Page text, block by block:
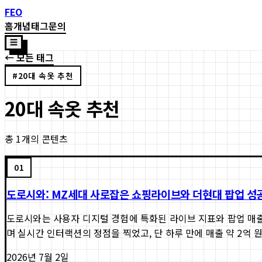
FEO
홈개념태그문의
☰
← 모든 태그
#20대 속옷 추천
20대 속옷 추천
총 1개의 콘텐츠
01
도로시와: MZ세대 사로잡은 쇼핑라이브와 더현대 팝업
도로시와는 사용자 디지털 경험에 특화된 라이브 지표와 팝업
며 실시간 인터랙션의 정점을 찍었고, 단 하루 만에 매출 약 2억
2026년 7월 2일